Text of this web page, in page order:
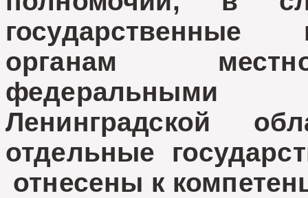
органам
федеральными
Ленинградской
отдельные
отнесены к